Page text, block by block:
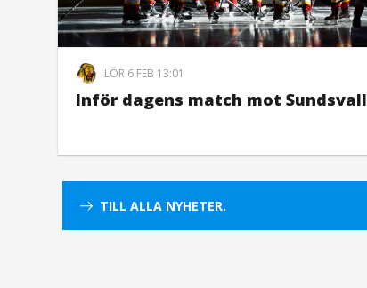
LÖR 6 FEB 13:01
Inför dagens match mot Sundsvall
TILL ALLA NYHETER.